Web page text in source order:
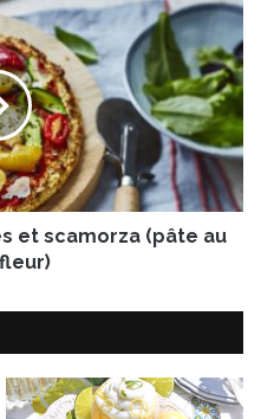
et scamorza (pâte au